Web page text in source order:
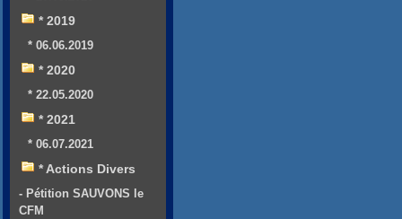
* 2019
* 06.06.2019
* 2020
* 22.05.2020
* 2021
* 06.07.2021
* Actions Divers
- Pétition SAUVONS le
CFM